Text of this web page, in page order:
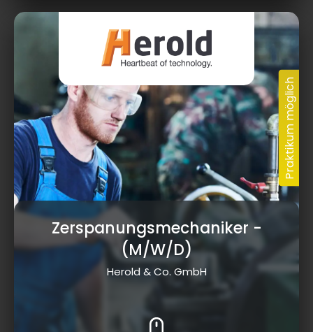
Zerspanungsmechaniker -
(M/W/D)
Herold & Co. GmbH